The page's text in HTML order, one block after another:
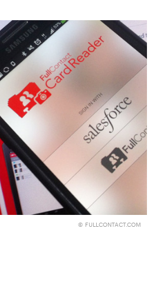
© FULLCONTACT.COM